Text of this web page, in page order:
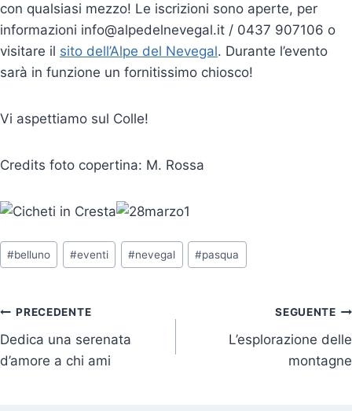
con qualsiasi mezzo! Le iscrizioni sono aperte, per
informazioni info@alpedelnevegal.it / 0437 907106 o
visitare il sito dell’Alpe del Nevegal. Durante l’evento
sarà in funzione un fornitissimo chiosco!
Vi aspettiamo sul Colle!
Credits foto copertina: M. Rossa
Tag
articolo:
#belluno #eventi #nevegal #pasqua
Navigazione
articoli
PRECEDENTE
Dedica una serenata
d’amore a chi ami
SEGUENTE
L’esplorazione delle
montagne